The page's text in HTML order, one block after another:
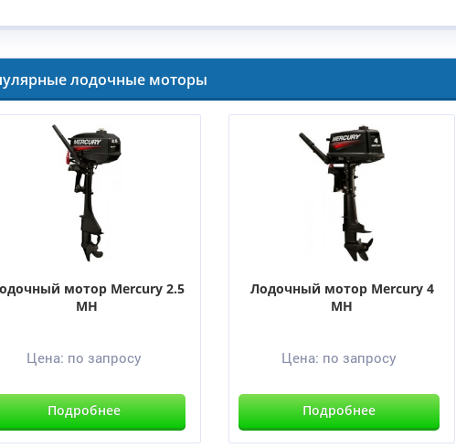
лодочные моторы
мотор Mercury 2.5
MH
Цена: по запросу
Подробнее
Лодочный мотор Mercury 4
MH
Цена: по запросу
Подробнее